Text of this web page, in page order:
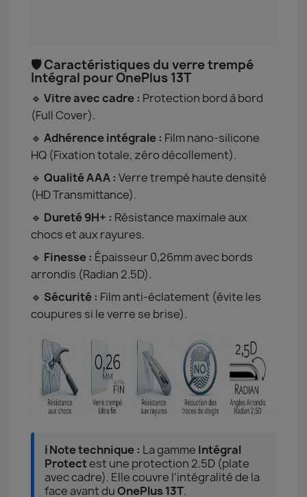
🛡️ Caractéristiques du verre trempé
Intégral pour OnePlus 13T
🔹 Vitre avec cadre : Protection bord à bord
(Full Cover).
🔹 Adhérence intégrale : Film nano-silicone
HQ (Fixation totale, zéro décollement).
🔹 Qualité AAA : Verre trempé haute densité
(HD Transmittance).
🔹 Dureté 9H+ : Résistance maximale aux
chocs et aux rayures.
🔹 Finesse : Épaisseur 0,26mm avec bords
arrondis (Radian 2.5D).
🔹 Sécurité : Film anti-éclatement (évite les
coupures si le verre se brise).
ℹ️ Note technique : La gamme Intégral
Protectest une protection 2.5D (plate
avec cadre). Elle couvre l'intégralité de la
face avant duOnePlus 13T.